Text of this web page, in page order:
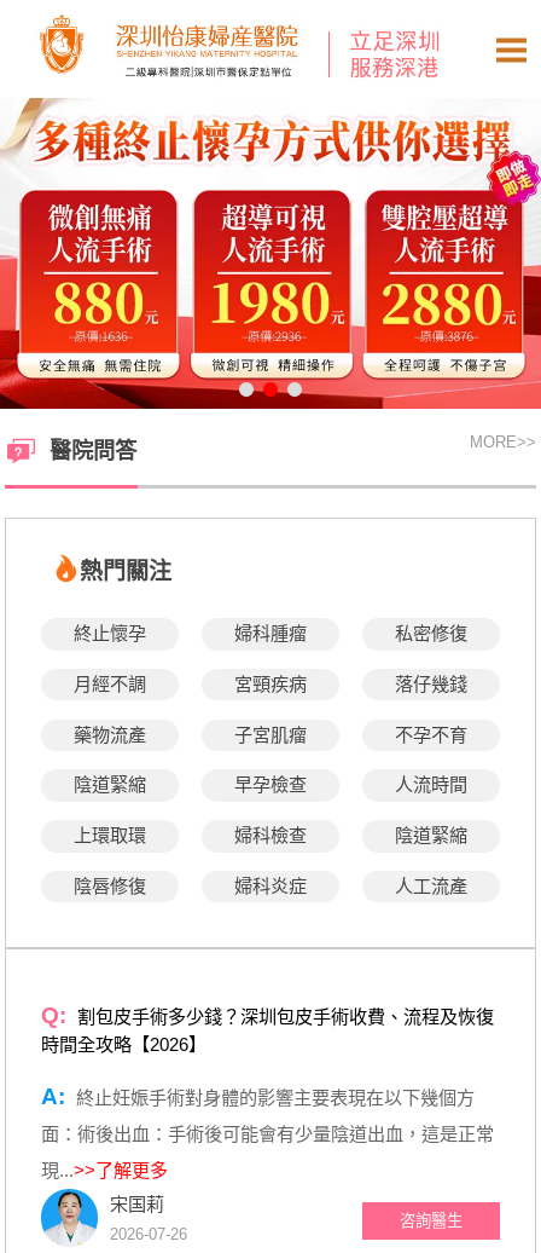
醫院問答 MORE>>
熱門關注
終止懷孕 婦科腫瘤 私密修復
月經不調 宮頸疾病 落仔幾錢
藥物流產 子宮肌瘤 不孕不育
陰道緊縮 早孕檢查 人流時間
上環取環 婦科檢查 陰道緊縮
陰唇修復 婦科炎症 人工流產
Q:
割包皮手術多少錢？深圳包皮手術收費、流程及恢復
時間全攻略【2026】
A:
終止妊娠手術對身體的影響主要表現在以下幾個方
面：術後出血：手術後可能會有少量陰道出血，這是正常
現...>>了解更多
宋国莉
2026-07-26
咨詢醫生